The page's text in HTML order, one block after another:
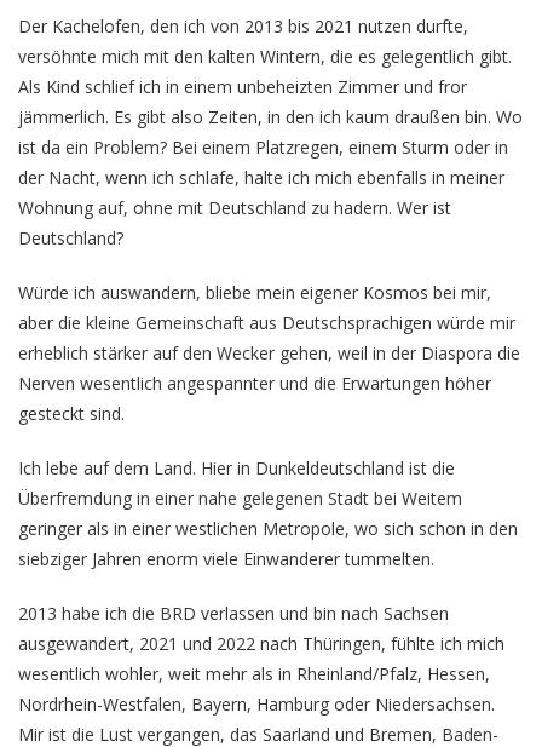
Der Kachelofen, den ich von 2013 bis 2021 nutzen durfte,
versöhnte mich mit den kalten Wintern, die es gelegentlich gibt.
Als Kind schlief ich in einem unbeheizten Zimmer und fror
jämmerlich. Es gibt also Zeiten, in den ich kaum draußen bin. Wo
ist da ein Problem? Bei einem Platzregen, einem Sturm oder in
der Nacht, wenn ich schlafe, halte ich mich ebenfalls in meiner
Wohnung auf, ohne mit Deutschland zu hadern. Wer ist
Deutschland?
Würde ich auswandern, bliebe mein eigener Kosmos bei mir,
aber die kleine Gemeinschaft aus Deutschsprachigen würde mir
erheblich stärker auf den Wecker gehen, weil in der Diaspora die
Nerven wesentlich angespannter und die Erwartungen höher
gesteckt sind.
Ich lebe auf dem Land. Hier in Dunkeldeutschland ist die
Überfremdung in einer nahe gelegenen Stadt bei Weitem
geringer als in einer westlichen Metropole, wo sich schon in den
siebziger Jahren enorm viele Einwanderer tummelten.
2013 habe ich die BRD verlassen und bin nach Sachsen
ausgewandert, 2021 und 2022 nach Thüringen, fühlte ich mich
wesentlich wohler, weit mehr als in Rheinland/Pfalz, Hessen,
Nordrhein-Westfalen, Bayern, Hamburg oder Niedersachsen.
Mir ist die Lust vergangen, das Saarland und Bremen, Baden-